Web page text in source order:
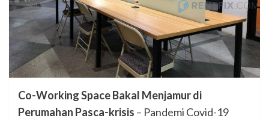
Co-Working Space Bakal Menjamur di
Perumahan Pasca-krisis – Pandemi Covid-19